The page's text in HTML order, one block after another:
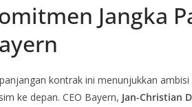
Jangka
kontrak ini menunjukkan
ke depan. CEO Bayern, Jan‑Christian